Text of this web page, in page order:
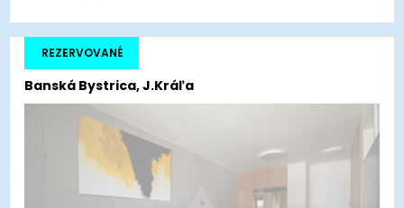
Banská Bystrica, J.Kráľa
REZERVOVANÉ